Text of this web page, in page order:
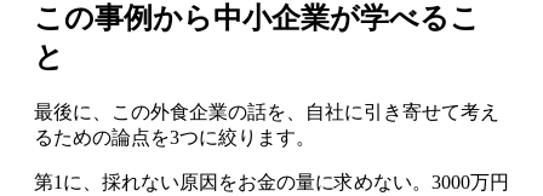
この事例から中小企業が学べるこ
と
最後に、この外食企業の話を、自社に引き寄せて考え
るための論点を3つに絞ります。
第1に、採れない原因をお金の量に求めない。3000万円